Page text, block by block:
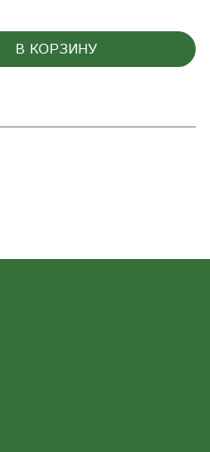
В КОРЗИНУ